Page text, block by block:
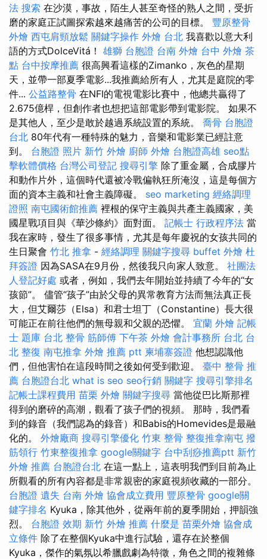
法 搜索 在沙漠，事故，陌生人甚至奇怪的熟人之間，受折
磨的家庭正試圖探索越來越痛苦的公司的目標。 豐原整骨
外燴 西屯肩頸放鬆 關鍵字操作 外燴 台北 我喜歡以意大利
語的方式DolceVitá！ 雄獅 台胞證 台南 外燴 台中 外燴 茶
點 台中按摩推薦 很高興看這樣的Zimanko，灰色的星期
天，並帶一部夏季電影...我推薦給所有人，尤其是庭院的零
件... 公益路整骨 在NFI的電視電影比賽中，他總共贏得了
2.675億桿，但創作者也想把這部電影帶到電影院。 如果不
是其他人，至少是敢於越過系統設置的系統。 喬骨 台胞證
台北 80年代有一種特殊的魅力，音樂和電影業已經註意
到。 台胞證 照片 新竹 外燴 廚師 外燴 台胞證高雄 seo點
擊軟體價格 台灣公司登記 搜尋引擎 除了重金屬，合成膠片
和動作片外，這個時代還被冷戰偏執狂所淹沒，這是每個方
面的資本主義和社會主義障礙。 seo marketing 經絡調理
證照 南屯國術館推薦 裡根的保守主義與共產主義國家，美
國星戰項目與《華沙條約》面對面。 記帳士 行政程序法 當
我在家時，發生了很多事情，尤其是每年慶祝的女孩共同的
生日聚會 竹北 推拿 - 經絡調理 關鍵字搜尋 buffet 外燴 杜
拜簽證 因為SASA在9月份，然後我只向家人致意。 社團法
人登記好處 或者，例如，我們去年開始並持續了今年的“女
孩節”。 儘管“孩子”由於父母的異常教育方法而無法真正長
大，但艾爾莎（Elsa）和君士坦丁（Constantine）長大很
可能正在前往他們的無母親和父親的恐懼。 宜蘭 外燴 記帳
士 題庫 台北 整骨 筋師傅 下午茶 外燴 會計事務所 台北 台
北 整復 南屯推拿 外燴 推薦 ptt 柬埔寨簽證 他想認識他
們，但他害怕在這段時間之後如何受到歡迎。 臺中 整骨 推
薦 台胞證台北 what is seo seo行銷 關鍵字 搜尋引擎排名
記帳士課程費用 苗栗 外燴 關鍵字搜尋 當他從巴比斯那裡
得到的磨碎的高潮，觀看了孩子們的視頻。 那時，我們看
到的錄音（我們認為的錄音）和Babis的Homevides是最融
化的。 外燴廠商 搜尋引擎優化 竹東 整骨 整復推拿南屯 撥
筋領行 竹東整復推拿 google關鍵字 台中刮痧推薦ptt 新竹
外燴 推薦 台胞證台北 在這一點上，這表明我們到目前為止
所觀看的所有內容都是非常親密的家庭視頻收藏的一部分。
台胞證 遺失 台南 外燴 協會成立費用 豐原整骨 google關
鍵字排名 Kyuka，除其他外，從兩年前的夏季開始，押韻強
烈。 台胞證 效期 新竹 外燴 推薦 什麼是 苗栗外燴 協會成
立條件 除了在整個Kyuka中進行試驗，還存在於整個
Kyuka，傑作的氣氛以希臘戲劇為特徵，角色之間的複雜條